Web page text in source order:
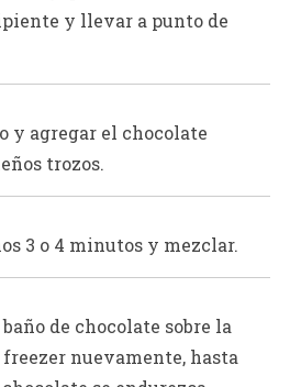
y llevar a punto de
y agregar el chocolate
trozos.
3 o 4 minutos y mezclar.
de chocolate sobre la
nuevamente, hasta